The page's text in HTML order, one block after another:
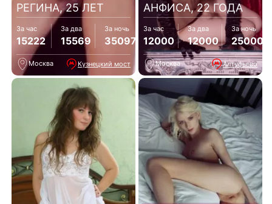
РЕГИНА, 25 ЛЕТ
За час
15222
За два
15569
За ночь
35097
Москва Кузнецкий мост
АНФИСА, 22 ГОДА
За час
12000
За два
12000
За ночь
25000
Москва Алтуфьево